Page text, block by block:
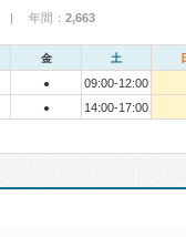
| 年間： 2,663
金 土
●
09:00-12:00
● 14:00-17:00